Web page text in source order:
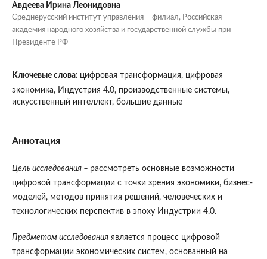
Авдеева Ирина Леонидовна
Среднерусский институт управления – филиал, Российская
академия народного хозяйства и государственной службы при
Президенте РФ
Ключевые слова: цифровая трансформация, цифровая
экономика, Индустрия 4.0, производственные системы,
искусственный интеллект, большие данные
Аннотация
Цель исследования – рассмотреть основные возможности
цифровой трансформации с точки зрения экономики, бизнес-
моделей, методов принятия решений, человеческих и
технологических перспектив в эпоху Индустрии 4.0.
Предметом исследованияявляется процесс цифровой
трансформации экономических систем, основанный на